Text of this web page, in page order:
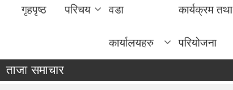
गृहपृष्ठ परिचय वडा
कार्यालयहरु
कार्यक्रम तथा
परियोजना
ताजा समाचार